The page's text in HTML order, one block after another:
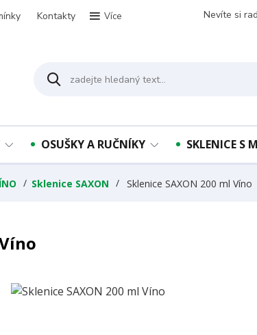
Kontakty Více Nevíte si
OSUŠKY A RUČNÍKY SKLENICE S
Sklenice SAXON Sklenice SAXON 200 ml Víno